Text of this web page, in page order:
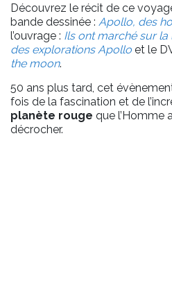
Découvrez le récit de ce
bande dessinée : Apollo, des
l’ouvrage : Ils ont marché sur la
des explorations Apollo et le
the moon.
50 ans plus tard, cet
fois de la fascination et de
planète rouge que l’Homme
décrocher.